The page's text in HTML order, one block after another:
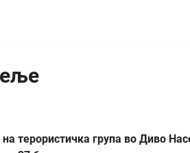
терористичка група во Диво